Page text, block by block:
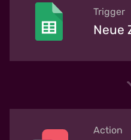
Trigger
Neue
Action